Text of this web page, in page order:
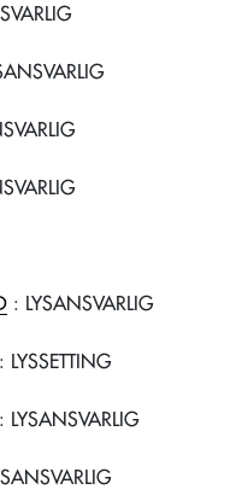
: LYSANSVARLIG
: LYSSETTING
: LYSANSVARLIG